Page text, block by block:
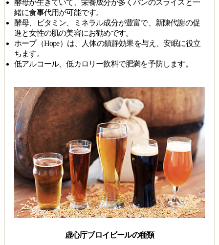
酵母が生きていて、栄養成分が多くパンのスライスと一
緒に食事代用が可能です。
酵母、ビタミン、ミネラル成分が豊富で、新陳代謝の促
進と女性の肌の美容にお勧めです。
ホープ（Hope）は、人体の鎮静効果を与え、安眠に役立
ちます。
低アルコール、低カロリー飲料で肥満を予防します。
虚心庁ブロイビールの種類